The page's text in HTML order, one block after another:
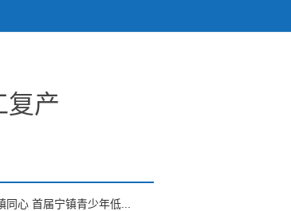
产
同心 首届宁镇青少年低...